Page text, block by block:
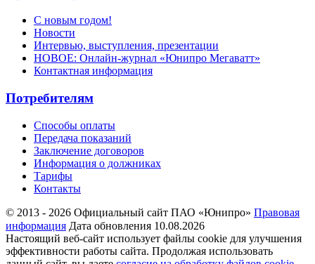
С новым годом!
Новости
Интервью, выступления, презентации
НОВОЕ: Онлайн-журнал «Юнипро Мегаватт»
Контактная информация
Потребителям
Способы оплаты
Передача показаний
Заключение договоров
Информация о должниках
Тарифы
Контакты
© 2013 - 2026 Официальный сайт ПАО «Юнипро» Правовая
информация Дата обновления 10.08.2026
Настоящий веб-сайт использует файлы cookie для улучшения
эффективности работы сайта. Продолжая использовать